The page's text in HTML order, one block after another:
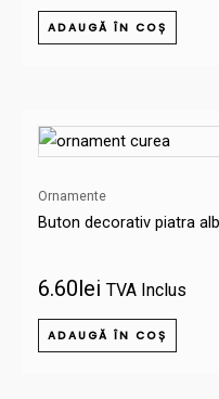
ADAUGĂ ÎN COȘ
Ornamente
Buton decorativ piatra
6.60lei TVA Inclus
ADAUGĂ ÎN COȘ